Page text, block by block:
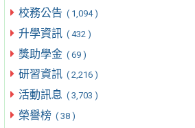
校務公告 ( 1,094 )
升學資訊 ( 432 )
獎助學金 ( 69 )
研習資訊 ( 2,216 )
活動訊息 ( 3,703 )
榮譽榜 ( 38 )